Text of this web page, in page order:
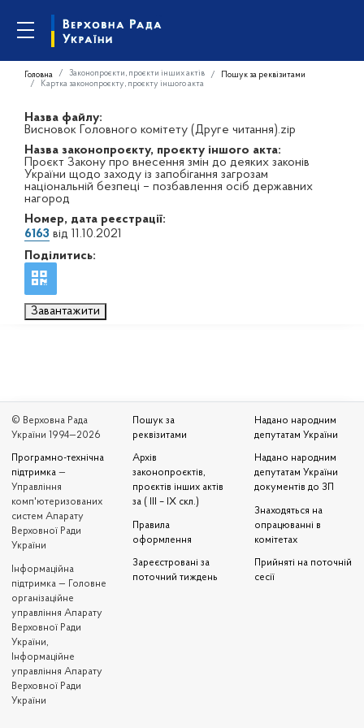
Головна Законопроєкти, проєкти інших актів
Пошук за реквізитами
Картка законопроєкту, проєкту іншого акта
Назва файлу:
Висновок Головного комітету (Друге читання).zip
Назва законопроєкту, проєкту іншого акта:
Проєкт Закону про внесення змін до деяких законів
України щодо заходу із запобігання загрозам
національній безпеці – позбавлення осіб державних
нагород
Номер, дата реєстрації:
6163 від 11.10.2021
Поділитись:
Завантажити
© Верховна Рада
України 1994—2026
Програмно-технічна
підтримка —
Управління
комп'ютеризованих
систем Апарату
Верховної Ради
України
Iнформаційна
підтримка — Головне
організаційне
управління Апарату
Верховної Ради
України,
Інформаційне
управління Апарату
Верховної Ради
України
Пошук за
реквізитами
Архів
законопроєктів,
проєктів інших актів
за ( III – IX скл.)
Правила
оформлення
Зареєстровані за
поточний тиждень
Надано народним
депутатам України
Надано народним
депутатам України
документів до ЗП
Знаходяться на
опрацюванні в
комітетах
Прийняті на поточній
сесії